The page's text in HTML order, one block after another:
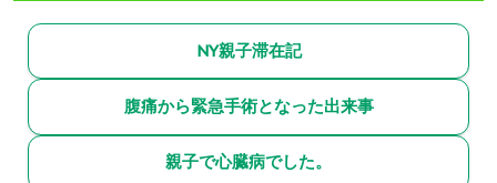
NY親子滞在記
腹痛から緊急手術となった出来事
親子で心臓病でした。